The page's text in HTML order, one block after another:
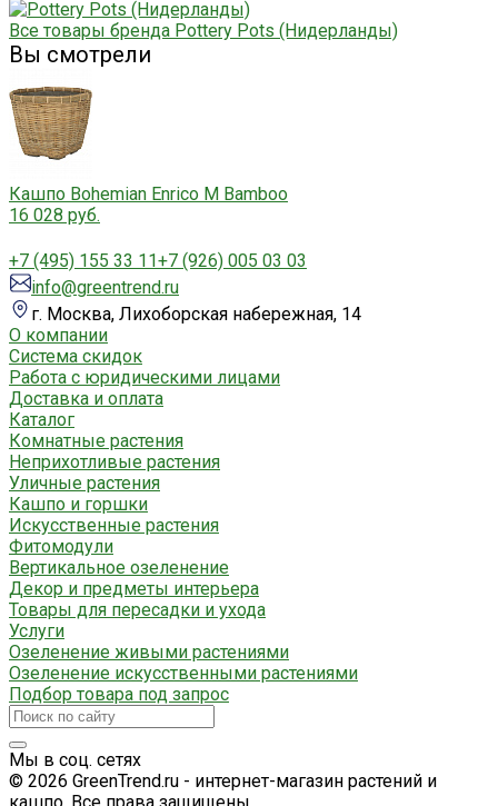
Все товары бренда Pottery Pots (Нидерланды)
Вы смотрели
Кашпо Bohemian Enrico M Bamboo
16 028 руб.
+7 (495) 155 33 11+7 (926) 005 03 03
info@greentrend.ru
г. Москва, Лихоборская набережная, 14
О компании
Система скидок
Работа с юридическими лицами
Доставка и оплата
Каталог
Комнатные растения
Неприхотливые растения
Уличные растения
Кашпо и горшки
Искусственные растения
Фитомодули
Вертикальное озеленение
Декор и предметы интерьера
Товары для пересадки и ухода
Услуги
Озеленение живыми растениями
Озеленение искусственными растениями
Подбор товара под запрос
Мы в соц. сетях
© 2026 GreenTrend.ru - интернет-магазин растений и